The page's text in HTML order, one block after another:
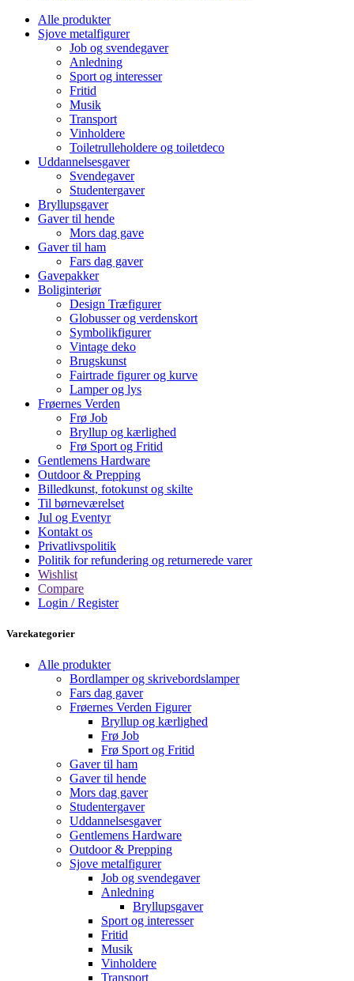
Alle produkter
Sjove metalfigurer
Job og svendegaver
Anledning
Sport og interesser
Fritid
Musik
Transport
Vinholdere
Toiletrulleholdere og toiletdeco
Uddannelsesgaver
Svendegaver
Studentergaver
Bryllupsgaver
Gaver til hende
Mors dag gave
Gaver til ham
Fars dag gaver
Gavepakker
Boliginteriør
Design Træfigurer
Globusser og verdenskort
Symbolikfigurer
Vintage deko
Brugskunst
Fairtrade figurer og kurve
Lamper og lys
Frøernes Verden
Frø Job
Bryllup og kærlighed
Frø Sport og Fritid
Gentlemens Hardware
Outdoor & Prepping
Billedkunst, fotokunst og skilte
Til børneværelset
Jul og Eventyr
Kontakt os
Privatlivspolitik
Politik for refundering og returnerede varer
Wishlist
Compare
Login / Register
Varekategorier
Alle produkter
Bordlamper og skrivebordslamper
Fars dag gaver
Frøernes Verden Figurer
Bryllup og kærlighed
Frø Job
Frø Sport og Fritid
Gaver til ham
Gaver til hende
Mors dag gaver
Studentergaver
Uddannelsesgaver
Gentlemens Hardware
Outdoor & Prepping
Sjove metalfigurer
Job og svendegaver
Anledning
Bryllupsgaver
Sport og interesser
Fritid
Musik
Vinholdere
Transport